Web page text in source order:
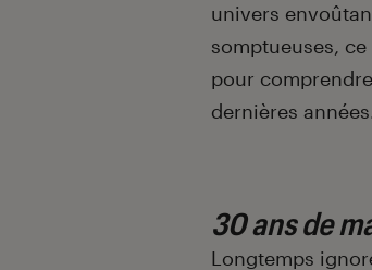
univers
somptueuses,
pour
dernières
30 ans de
Longtemps